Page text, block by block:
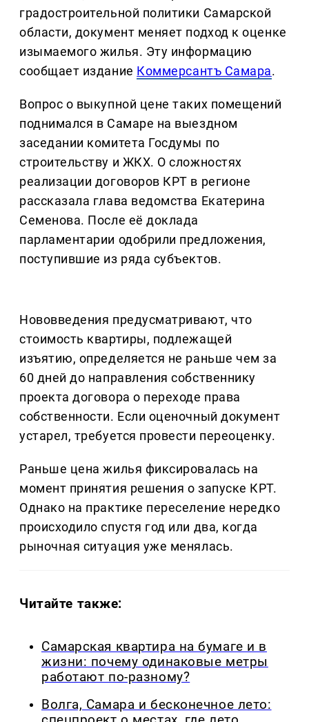
градостроительной политики Самарской
области, документ меняет подход к оценке
изымаемого жилья. Эту информацию
сообщает издание Коммерсантъ Самара.
Вопрос о выкупной цене таких помещений
поднимался в Самаре на выездном
заседании комитета Госдумы по
строительству и ЖКХ. О сложностях
реализации договоров КРТ в регионе
рассказала глава ведомства Екатерина
Семенова. После её доклада
парламентарии одобрили предложения,
поступившие из ряда субъектов.
Нововведения предусматривают, что
стоимость квартиры, подлежащей
изъятию, определяется не раньше чем за
60 дней до направления собственнику
проекта договора о переходе права
собственности. Если оценочный документ
устарел, требуется провести переоценку.
Раньше цена жилья фиксировалась на
момент принятия решения о запуске КРТ.
Однако на практике переселение нередко
происходило спустя год или два, когда
рыночная ситуация уже менялась.
Читайте также:
Самарская квартира на бумаге и в
жизни: почему одинаковые метры
работают по-разному?
Волга, Самара и бесконечное лето: